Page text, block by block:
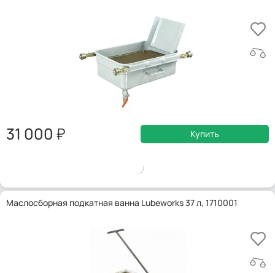
31 000 Купить
Маслосборная подкатная ванна Lubeworks 37 л, 1710001